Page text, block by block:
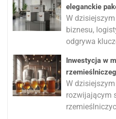
eleganckie
W
biznesu,
odgrywa
Inwestycja w
W
rozwijającym